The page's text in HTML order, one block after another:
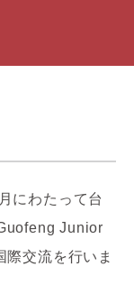
にわたって台
Junior
交流を行いま